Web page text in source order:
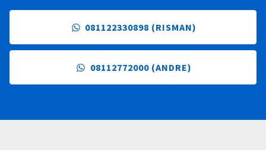
081122330898 (RISMAN)
08112772000 (ANDRE)